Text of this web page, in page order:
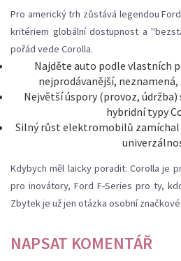
Pro americký trh zůstává legendou
kritériem globální dostupnost a
pořád vede Corolla.
Najděte auto podle vlastních
nejprodávanější, neznamená,
Největší úspory (provoz,
hybridní typy
Silný růst elektromobilů
Kdybych měl laicky poradit: Corolla je
pro inovátory, Ford F-Series pro ty,
Zbytek je už jen otázka osobní značkové
NAPSAT KOMENTÁŘ